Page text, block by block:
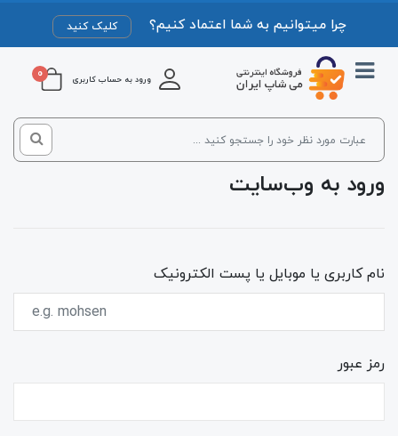
چرا میتوانیم به شما اعتماد کنیم؟ کلیک کنید
ورود به حساب کاربری 0
ورود به وب‌سایت
نام کاربری یا موبایل یا پست الکترونیک
رمز عبور